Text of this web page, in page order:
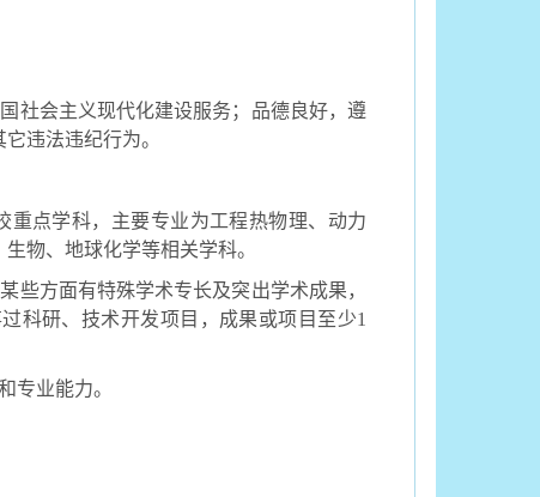
社会主义现代化建设服务；品德良好，遵
违法违纪行为。
点学科，主要专业为工程热物理、动力
物、地球化学等相关学科。
些方面有特殊学术专长及突出学术成果，
科研、技术开发项目，成果或项目至少1
专业能力。